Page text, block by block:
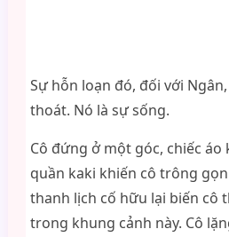
Sự hỗn loạn đó, đối với
thoát. Nó là sự sống.
Cô đứng ở một góc, chiếc áo
quần kaki khiến cô trông
thanh lịch cố hữu lại biến cô
trong khung cảnh này. Cô